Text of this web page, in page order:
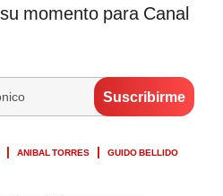
momento para Canal
ANIBAL TORRES
GUIDO BELLIDO